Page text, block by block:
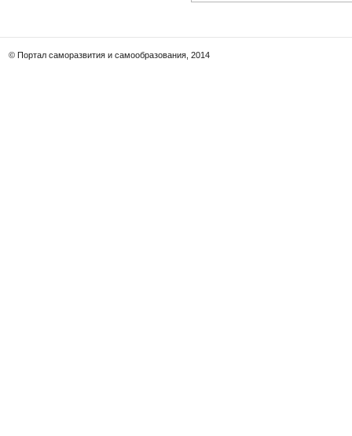
© Портал саморазвития и самообразования, 2014